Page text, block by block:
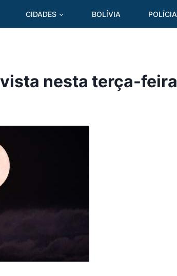
CIDADES BOLÍVIA POLÍCIA
nesta terça-feira